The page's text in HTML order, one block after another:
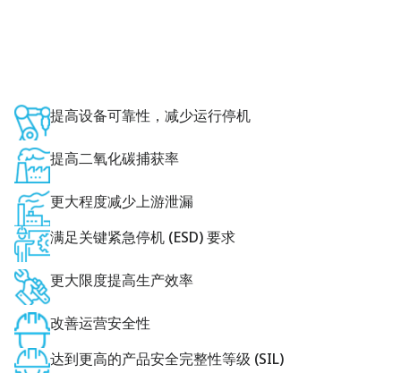
提高设备可靠性，减少运行停机
提高二氧化碳捕获率
更大程度减少上游泄漏
满足关键紧急停机 (ESD) 要求
更大限度提高生产效率
改善运营安全性
达到更高的产品安全完整性等级 (SIL)